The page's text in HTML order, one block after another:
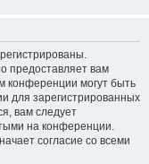
предоставляет вам
конференции могут быть
для зарегистрированных
вам следует
на конференции.
согласие со всеми